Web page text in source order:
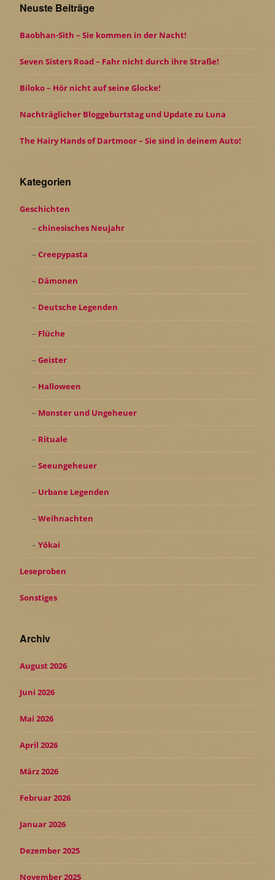
Neuste Beiträge
Baobhan-Sìth – Sie kommen in der Nacht!
Seven Sisters Road – Fahr nicht durch ihre Straße!
Biloko – Hör nicht auf seine Glocke!
Nachträglicher Bloggeburtstag und Update zu Luna
The Hairy Hands of Dartmoor – Sie sind in deinem Auto!
Kategorien
Geschichten
chinesisches Neujahr
Creepypasta
Dämonen
Deutsche Legenden
Flüche
Geister
Halloween
Monster und Ungeheuer
Rituale
Seeungeheuer
Urbane Legenden
Weihnachten
Yōkai
Leseproben
Sonstiges
Archiv
August 2026
Juni 2026
Mai 2026
April 2026
März 2026
Februar 2026
Januar 2026
Dezember 2025
November 2025